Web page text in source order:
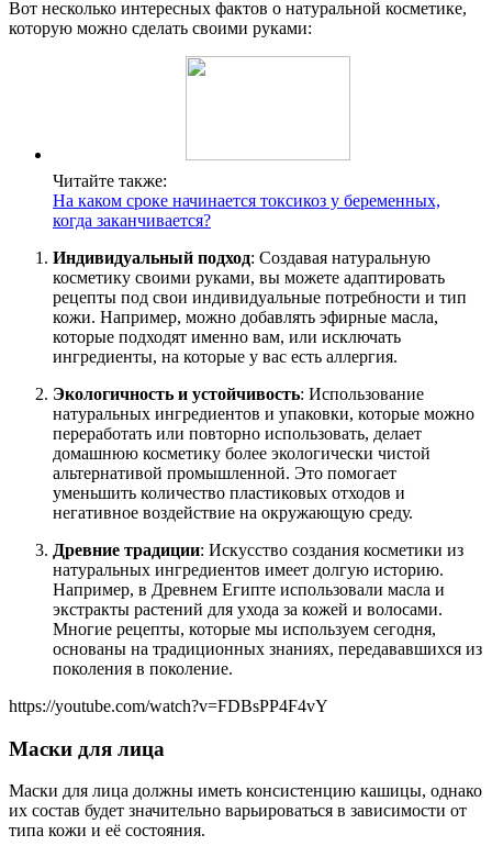
Вот несколько интересных фактов о натуральной косметике,
которую можно сделать своими руками:
Читайте также:
На каком сроке начинается токсикоз у беременных,
когда заканчивается?
Индивидуальный подход: Создавая натуральную
косметику своими руками, вы можете адаптировать
рецепты под свои индивидуальные потребности и тип
кожи. Например, можно добавлять эфирные масла,
которые подходят именно вам, или исключать
ингредиенты, на которые у вас есть аллергия.
Экологичность и устойчивость: Использование
натуральных ингредиентов и упаковки, которые можно
переработать или повторно использовать, делает
домашнюю косметику более экологически чистой
альтернативой промышленной. Это помогает
уменьшить количество пластиковых отходов и
негативное воздействие на окружающую среду.
Древние традиции: Искусство создания косметики из
натуральных ингредиентов имеет долгую историю.
Например, в Древнем Египте использовали масла и
экстракты растений для ухода за кожей и волосами.
Многие рецепты, которые мы используем сегодня,
основаны на традиционных знаниях, передававшихся из
поколения в поколение.
https://youtube.com/watch?v=FDBsPP4F4vY
Маски для лица
Маски для лица должны иметь консистенцию кашицы, однако
их состав будет значительно варьироваться в зависимости от
типа кожи и её состояния.